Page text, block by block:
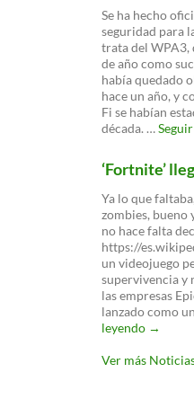
Se ha hecho
seguridad para
trata del WPA3,
de año como
había quedado
hace un año, y
Fi se habían
década. …
‘Fortnite’
Ya lo que
zombies, bueno
no hace falta
https://
un videojuego
supervivencia y
las empresas
lanzado como
leyendo ‘Fortnite’
a
→
Ver más